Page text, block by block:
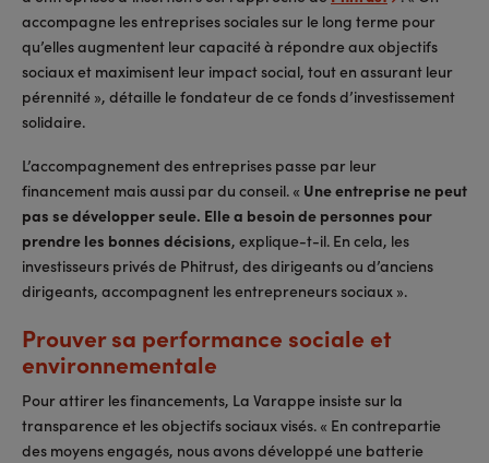
accompagne les entreprises sociales sur le long terme pour
qu’elles augmentent leur capacité à répondre aux objectifs
sociaux et maximisent leur impact social, tout en assurant leur
pérennité », détaille le fondateur de ce fonds d’investissement
solidaire.
L’accompagnement des entreprises passe par leur
financement mais aussi par du conseil. « Une entreprise ne peut
pas se développer seule. Elle a besoin de personnes pour
prendre les bonnes décisions, explique-t-il. En cela, les
investisseurs privés de Phitrust, des dirigeants ou d’anciens
dirigeants, accompagnent les entrepreneurs sociaux ».
Prouver sa performance sociale et
environnementale
Pour attirer les financements, La Varappe insiste sur la
transparence et les objectifs sociaux visés. « En contrepartie
des moyens engagés, nous avons développé une batterie